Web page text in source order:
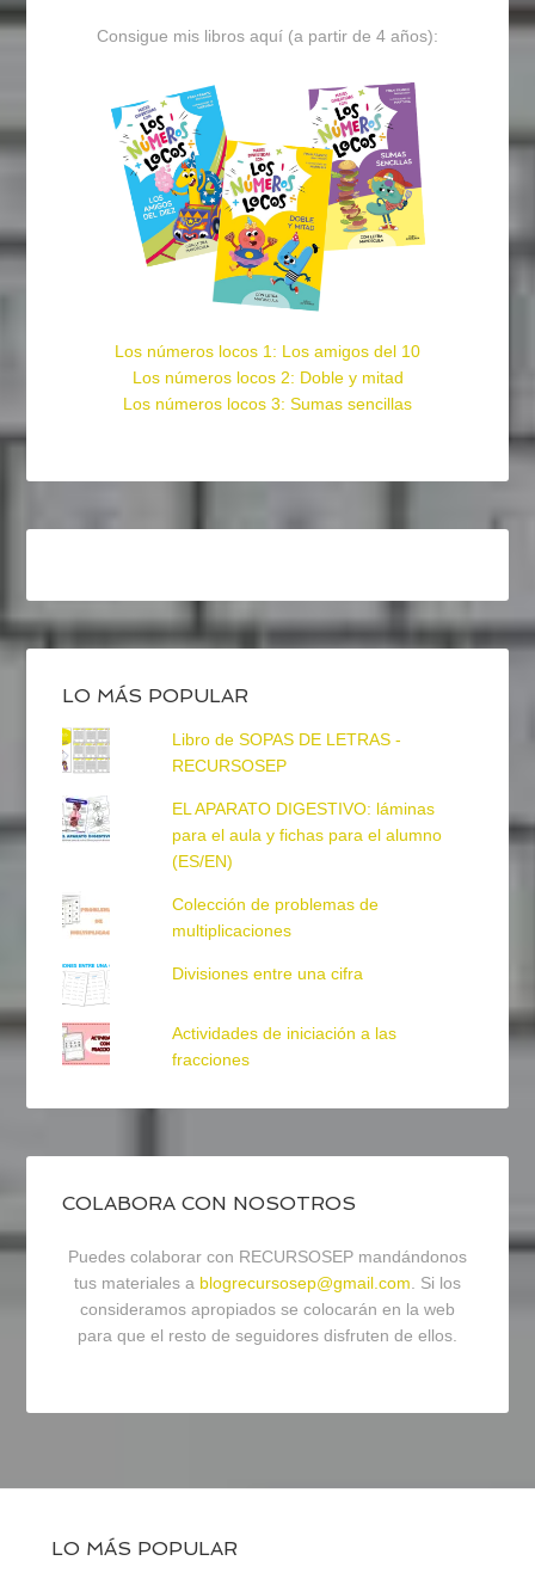
Consigue mis libros aquí (a partir de 4 años):
Los números locos 1: Los amigos del 10
Los números locos 2: Doble y mitad
Los números locos 3: Sumas sencillas
LO MÁS POPULAR
Libro de SOPAS DE LETRAS -
RECURSOSEP
EL APARATO DIGESTIVO: láminas
para el aula y fichas para el alumno
(ES/EN)
Colección de problemas de
multiplicaciones
Divisiones entre una cifra
Actividades de iniciación a las
fracciones
COLABORA CON NOSOTROS
Puedes colaborar con RECURSOSEP mandándonos
tus materiales a blogrecursosep@gmail.com. Si los
consideramos apropiados se colocarán en la web
para que el resto de seguidores disfruten de ellos.
LO MÁS POPULAR